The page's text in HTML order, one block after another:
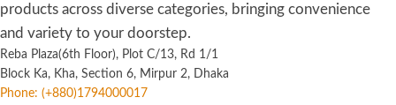
products across diverse categories, bringing convenience
and variety to your doorstep.
Reba Plaza(6th Floor), Plot C/13, Rd 1/1
Block Ka, Kha, Section 6, Mirpur 2, Dhaka
Phone: (+880)1794000017